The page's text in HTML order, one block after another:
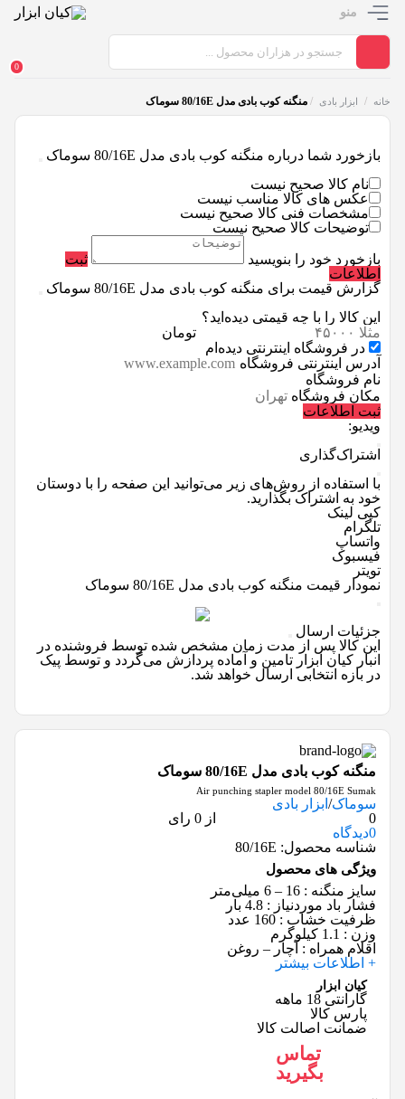
منو
0
خانه / ابزار بادی / منگنه کوب بادی مدل 80/16E سوماک
بازخورد شما درباره منگنه کوب بادی مدل 80/16E سوماک
نام کالا صحیح نیست
عکس های کالا مناسب نیست
مشخصات فنی کالا صحیح نیست
توضیحات کالا صحیح نیست
بازخورد خود را بنویسید
ثبت
اطلاعات
گزارش قیمت برای منگنه کوب بادی مدل 80/16E سوماک
این کالا را با چه قیمتی دیده‌اید؟
تومان
در فروشگاه اینترنتی دیده‌ام
آدرس اینترنتی فروشگاه
نام فروشگاه
مکان فروشگاه
ثبت اطلاعات
ویدیو:
اشتراک‌گذاری
با استفاده از روش‌های زیر می‌توانید این صفحه را با دوستان
خود به اشتراک بگذارید.
کپی لینک
تلگرام
واتساپ
فیسبوک
تویتر
نمودار قیمت منگنه کوب بادی مدل 80/16E سوماک
جزئیات ارسال
این کالا پس از مدت زمان مشخص شده توسط فروشنده در
انبار کیان ابزار تامین و آماده پردازش می‌گردد و توسط پیک
در بازه انتخابی ارسال خواهد شد.
منگنه کوب بادی مدل 80/16E سوماک
Air punching stapler model 80/16E Sumak
سوماک/ابزار بادی
0
از 0 رای
0دیدگاه
شناسه محصول: 80/16E
ویژگی های محصول
سایز منگنه : 16 – 6 میلی‌متر
فشار باد موردنیاز : 4.8 بار
ظرفیت خشاب : 160 عدد
وزن : 1.1 کیلوگرم
اقلام همراه : آچار – روغن
+ اطلاعات بیشتر
کیان ابزار
گارانتی 18 ماهه
پارس کالا
ضمانت اصالت کالا
تماس
بگیرید